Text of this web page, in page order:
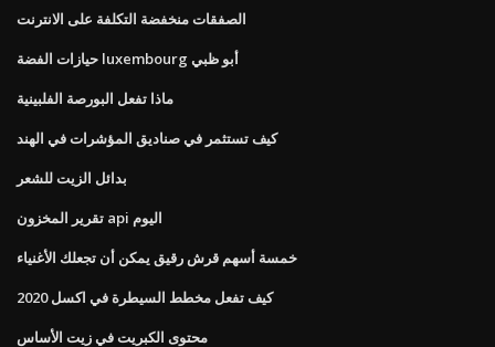
الصفقات منخفضة التكلفة على الانترنت
حيازات الفضة luxembourg أبو ظبي
ماذا تفعل البورصة الفلبينية
كيف تستثمر في صناديق المؤشرات في الهند
بدائل الزيت للشعر
تقرير المخزون api اليوم
خمسة أسهم قرش رقيق يمكن أن تجعلك الأغنياء
كيف تفعل مخطط السيطرة في اكسل 2020
محتوى الكبريت في زيت الأساس